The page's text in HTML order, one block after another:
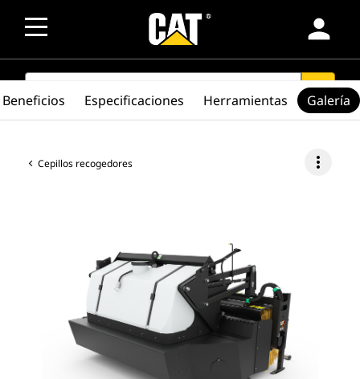
person
SEARCH search
Cepillos recogedores more_vert
Beneficios Especificaciones Herramientas Galería